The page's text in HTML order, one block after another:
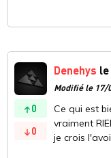
0
0
Denehys
Modifié le 17/
Ce qui est
vraiment
je crois